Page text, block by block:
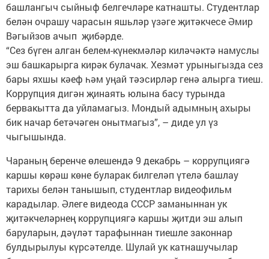
башлангыч сыйныф белгечләре катнашты. Студентлар
белән очрашу чарасын яшьләр үзәге җитәкчесе Әмир
Вәгыйзов ачып җибәрде.
“Сез бүген алган белем-күнекмәләр киләчәктә намуслы
эш башкарырга кирәк булачак. Хезмәт урыныгызда сез
бары яхшы кәеф һәм уңай тәэсирләр генә алырга тиеш.
Коррупция дигән җинаять юлына басу турында
бервакытта да уйламагыз. Мондый адымның ахыры
бик начар бетәчәген онытмагыз”, – диде ул үз
чыгышында.
Чараның беренче өлешендә 9 декабрь – коррупциягә
каршы көрәш көне буларак билгеләп үтелә башлау
тарихы белән танышып, студентлар видеофильм
карадылар. Әлеге видеода СССР заманыннан ук
җитәкчеләрнең коррупциягә каршы җитди эш алып
баруларын, дәүләт тарафыннан тиешле законнар
булдырылуы күрсәтелде. Шулай ук катнашучылар